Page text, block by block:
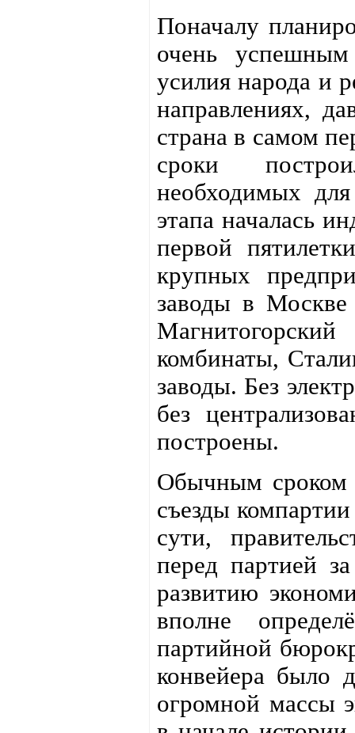
Поначалу
очень успешным
усилия народа и
направлениях,
страна в самом
сроки
необходимых
этапа началась
первой
крупных
заводы в
комбинаты,
заводы. Без
без
построены.
Обычным сроком
съезды
сути,
перед партией
развитию
вполне
партийной
конвейера было
огромной массы